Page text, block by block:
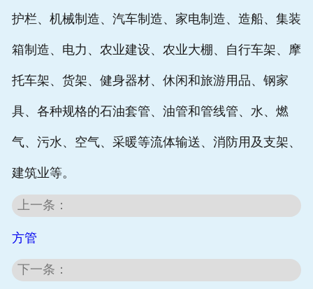
护栏、机械制造、汽车制造、家电制造、造船、集装
箱制造、电力、农业建设、农业大棚、自行车架、摩
托车架、货架、健身器材、休闲和旅游用品、钢家
具、各种规格的石油套管、油管和管线管、水、燃
气、污水、空气、采暖等流体输送、消防用及支架、
建筑业等。
上一条：
方管
下一条：